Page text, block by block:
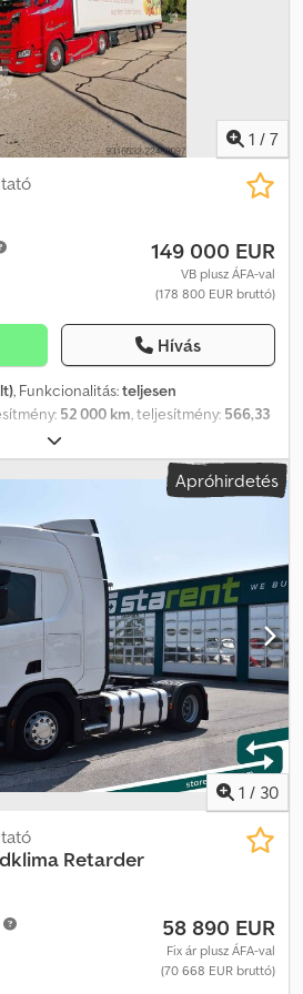
légzsák, navigációs rendszer, nem
retarder, szervokormány,
állófűtés, ülésfűtés
újszerű állapot. Önjáró
vagy anélkül is eladó. Djdpfjzrdmcox
1 / 7
149 000 EUR
VB plusz ÁFA-val
(178 800 EUR bruttó)
Hívás
, Funkcionalitás:teljesen
52 000 km, teljesítmény: 566,33
helyezés:
4x2, fékek:retarder,
osztály:Euro 6d-temp,
száma:
(Elektronikus fékrendszer),
differenciálzár, elektronikus
holttérfigyelő asszisztens,
központi zár, légkondicionálás,
nem dohányzó jármű,
sávelytés-támogató, teljes
állófűtés, ülésfűtés, Scania S770,
teljes felszereltség, újszerű állapot,
felépítménnyel vagy anélkül is
Apróhirdetés
1 / 30
Retarder
58 890 EUR
Fix ár plusz ÁFA-val
(70 668 EUR bruttó)